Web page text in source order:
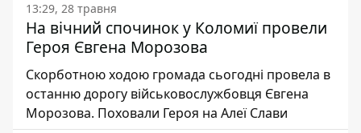
13:29, 28 травня
На вічний спочинок у Коломиї провели
Героя Євгена Морозова
Скорботною ходою громада сьогодні провела в
останню дорогу військовослужбовця Євгена
Морозова. Поховали Героя на Алеї Слави